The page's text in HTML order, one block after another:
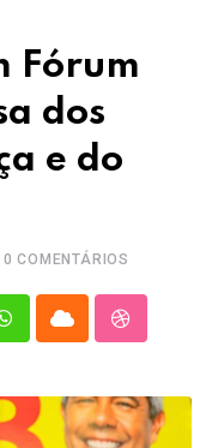
Fórum
dos
e do
0 COMENTÁRIOS
WhatsappCloud